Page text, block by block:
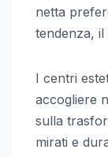
netta
tendenza,
I centri
accogliere
sulla
mirati e